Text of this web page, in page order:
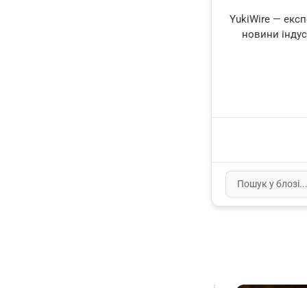
YukiWire —
новини